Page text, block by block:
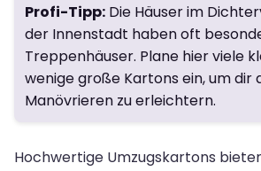
Profi-Tipp: Die Häuser im
der Innenstadt haben oft
Treppenhäuser. Plane hier viele
wenige große Kartons ein, um dir
Manövrieren zu erleichtern.
Hochwertige Umzugskartons